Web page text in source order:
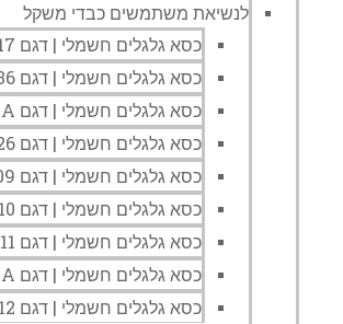
לנשיאת משתמשים כבדי משקל
כסא גלגלים חשמלי | דגם D17 | חברת JBH
כסא גלגלים חשמלי | דגם D36 | חברת JBH
כסא גלגלים חשמלי | דגם D29A | חברת JBH
כסא גלגלים חשמלי | דגם D26 | חברת JBH
כסא גלגלים חשמלי | דגם D09 | חברת JBH
כסא גלגלים חשמלי | דגם D10 | חברת JBH
כסא גלגלים חשמלי | דגם D11 | חברת JBH
כסא גלגלים חשמלי | דגם D11A | חברת JBH
כסא גלגלים חשמלי | דגם D12 | חברת JBH